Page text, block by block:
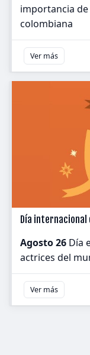
importancia
colombiana
Ver más
Día
Agosto 26 Día
actrices del
Ver más